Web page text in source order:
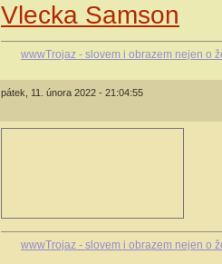
Vlecka Samson
wwwTrojaz - slovem i obrazem nejen o
pátek, 11. února 2022 - 21:04:55
wwwTrojaz - slovem i obrazem nejen o